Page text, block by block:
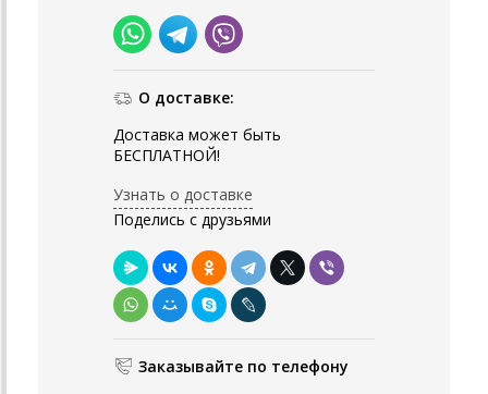
О доставке:
Доставка может быть
БЕСПЛАТНОЙ!
Узнать о доставке
Поделись с друзьями
Заказывайте по телефону